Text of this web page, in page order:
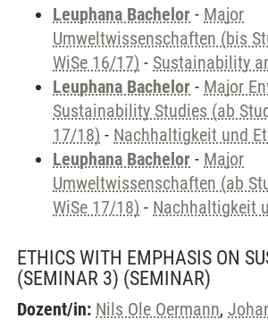
Leuphana Bachelor - Major
Umweltwissenschaften (bis
WiSe 16/17) - Sustainability
Leuphana Bachelor - Major
Sustainability Studies (ab
17/18) - Nachhaltigkeit und
Leuphana Bachelor - Major
Umweltwissenschaften (ab
WiSe 17/18) - Nachhaltigkeit
ETHICS WITH EMPHASIS ON
(SEMINAR 3) (SEMINAR)
Dozent/in: Nils Ole Oermann,